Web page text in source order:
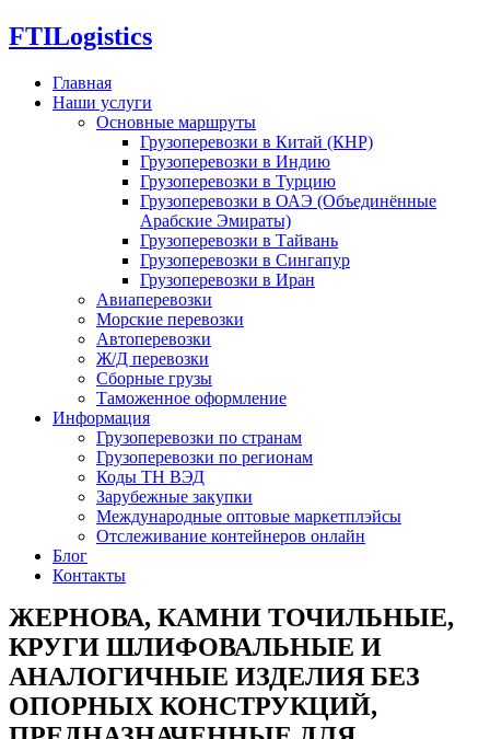
FTILogistics
Главная
Наши услуги
Основные маршруты
Грузоперевозки в Китай (КНР)
Грузоперевозки в Индию
Грузоперевозки в Турцию
Грузоперевозки в ОАЭ (Объединённые
Арабские Эмираты)
Грузоперевозки в Тайвань
Грузоперевозки в Сингапур
Грузоперевозки в Иран
Авиаперевозки
Морские перевозки
Автоперевозки
Ж/Д перевозки
Сборные грузы
Таможенное оформление
Информация
Грузоперевозки по странам
Грузоперевозки по регионам
Коды ТН ВЭД
Зарубежные закупки
Международные оптовые маркетплэйсы
Отслеживание контейнеров онлайн
Блог
Контакты
ЖЕРНОВА, КАМНИ ТОЧИЛЬНЫЕ,
КРУГИ ШЛИФОВАЛЬНЫЕ И
АНАЛОГИЧНЫЕ ИЗДЕЛИЯ БЕЗ
ОПОРНЫХ КОНСТРУКЦИЙ,